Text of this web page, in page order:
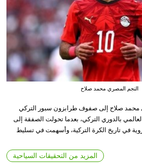
النجم المصري محمد صلاح
محمد صلاح إلى صفوف طرابزون سبور التركي
العالمي بالدوري التركي، بعدما تحولت الصفقة إلى
في تاريخ الكرة التركية، وأسهمت في تسليط
المزيد من التحقيقات السياحية